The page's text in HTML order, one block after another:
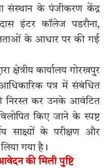
संस्थान के पंजीकरण केंद्र
इंटर कॉलेज पडरौना,
के आधार पर की गई
क्षेत्रीय कार्यालय गोरखपुर
पत्र में संबंधित
निरस्त कर उनके आवंटित
किए जाने के स्पष्ट
साक्ष्यों के परीक्षण और
गया है।
की मिली पुष्टि